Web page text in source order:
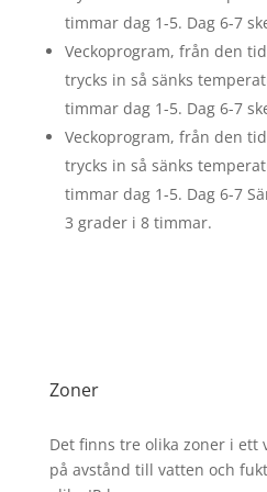
timmar dag 1-5. Dag 6-7
Veckoprogram, från den
trycks in så sänks
timmar dag 1-5. Dag 6-7
Veckoprogram, från den
trycks in så sänks
timmar dag 1-5. Dag 6-7
3 grader i 8 timmar.
Zoner
Det finns tre olika zoner i ett
på avstånd till vatten och